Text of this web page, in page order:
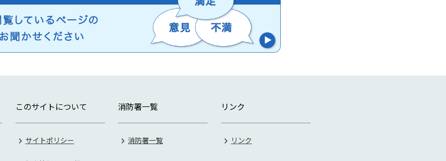
このサイトについて
サイトポリシー
消防署一覧
消防署一覧
リンク
リンク